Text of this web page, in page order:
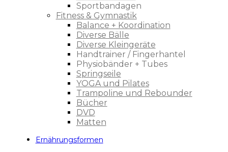
Sportbandagen
Fitness & Gymnastik
Balance + Koordination
Diverse Bälle
Diverse Kleingeräte
Handtrainer / Fingerhantel
Physiobänder + Tubes
Springseile
YOGA und Pilates
Trampoline und Rebounder
Bücher
DVD
Matten
Ernährungsformen